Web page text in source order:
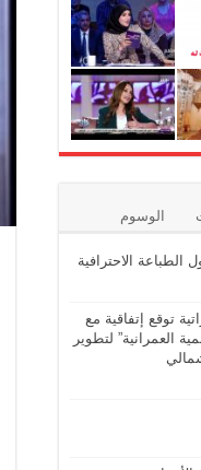
الوسوم
الاحترافية
توقع إتفاقية مع
العمرانية” لتطوير